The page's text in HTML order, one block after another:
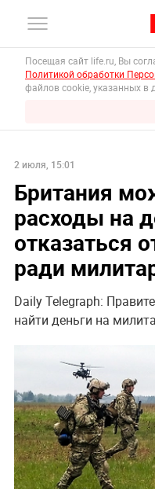
Посещая сайт life.ru, Вы
Политикой обработки
файлов cookie, указанных в
2 июля, 15:01
Британия
расходы на
отказаться
ради
Daily Telegraph:
найти деньги на